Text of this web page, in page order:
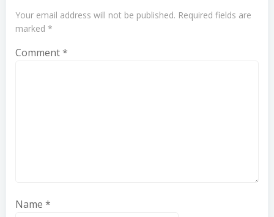
Your email address will not be published. Required fields are
marked *
Comment*
Name *